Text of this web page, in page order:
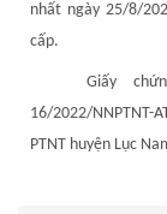
nhất ngày 25/8/
cấp.
Giấy
16/2022/NNPTNT-
PTNT huyện Lục